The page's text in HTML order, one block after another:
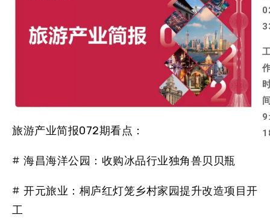
旅游产业简报072期看点：
# 海昌海洋公园：收购冰品行业独角兽贝贝瓶
# 开元旅业：桐庐红灯笼乡村家园提升改造项目开
工